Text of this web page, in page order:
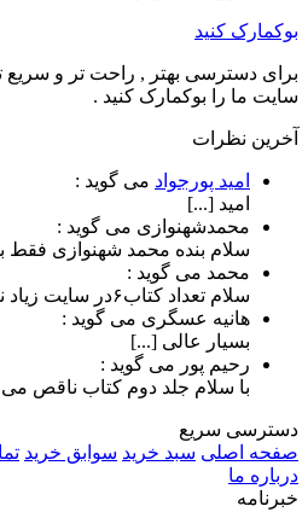
بوکمارک کنید
برای دسترسی بهتر , راحت تر و سریع
سایت ما را بوکمارک کنید .
آخرین نظرات
امید پورجواد می گوید :
امید [...]
محمدشهنوازی می گوید :
سلام بنده محمد شهنوازی فقط
محمد می گوید :
سلام تعداد کتاب۶در سایت زیاد نیست [...]
هانیه عسگری می گوید :
بسیار عالی [...]
رحیم پور می گوید :
با سلام جلد دوم کتاب ناقص
دسترسی سریع
صفحه اصلی سبد خرید سوابق خرید
درباره ما
خبرنامه